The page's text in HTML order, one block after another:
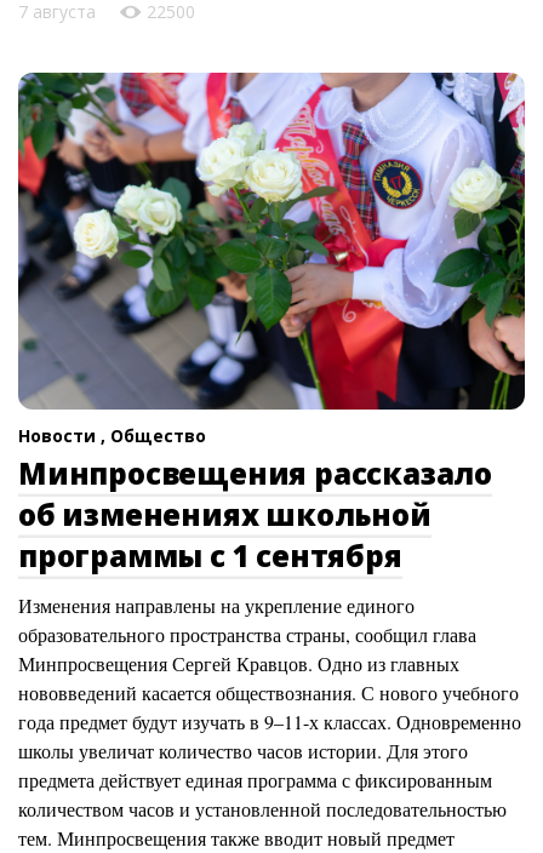
7 августа 22500
Новости , Общество
Минпросвещения рассказало
об изменениях школьной
программы с 1 сентября
Изменения направлены на укрепление единого
образовательного пространства страны, сообщил глава
Минпросвещения Сергей Кравцов. Одно из главных
нововведений касается обществознания. С нового учебного
года предмет будут изучать в 9–11-х классах. Одновременно
школы увеличат количество часов истории. Для этого
предмета действует единая программа с фиксированным
количеством часов и установленной последовательностью
тем. Минпросвещения также вводит новый предмет